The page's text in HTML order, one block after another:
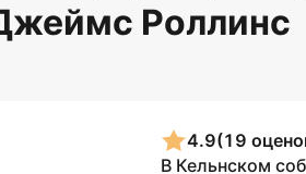
Роллинс
4.9(19
В Кельнском